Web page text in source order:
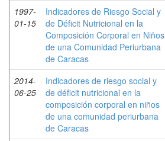
1997-
01-15
Indicadores de Riesgo Social y
de Déficit Nutricional en la
Composición Corporal en Niños
de una Comunidad Periurbana
de Caracas
2014-
06-25
Indicadores de riesgo social y
de déficit nutricional en la
composición corporal en niños
de una comunidad periurbana
de Caracas